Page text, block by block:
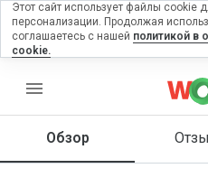
menu
Обзор
на
Этот сайт использует файлы cookie
персонализации. Продолжая
соглашаетесь с нашей политикой в
cookie.